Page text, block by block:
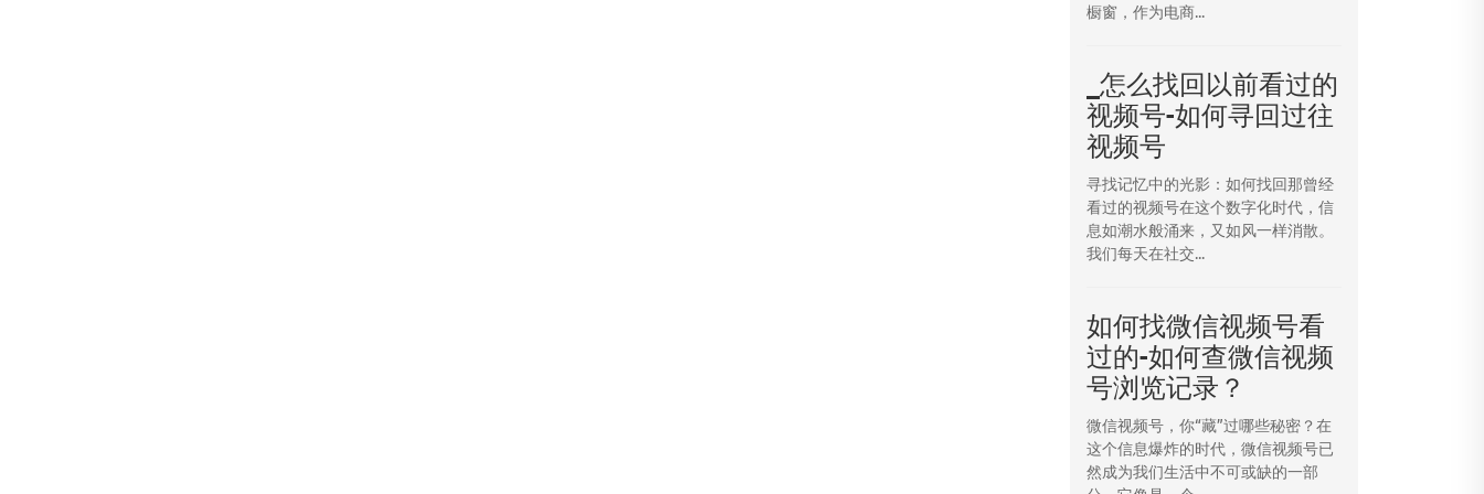
橱窗，作为电商...
_怎么找回以前看过的
视频号-如何寻回过往
视频号
寻找记忆中的光影：如何找回那曾经
看过的视频号在这个数字化时代，信
息如潮水般涌来，又如风一样消散。
我们每天在社交...
如何找微信视频号看
过的-如何查微信视频
号浏览记录？
微信视频号，你“藏”过哪些秘密？在
这个信息爆炸的时代，微信视频号已
然成为我们生活中不可或缺的一部